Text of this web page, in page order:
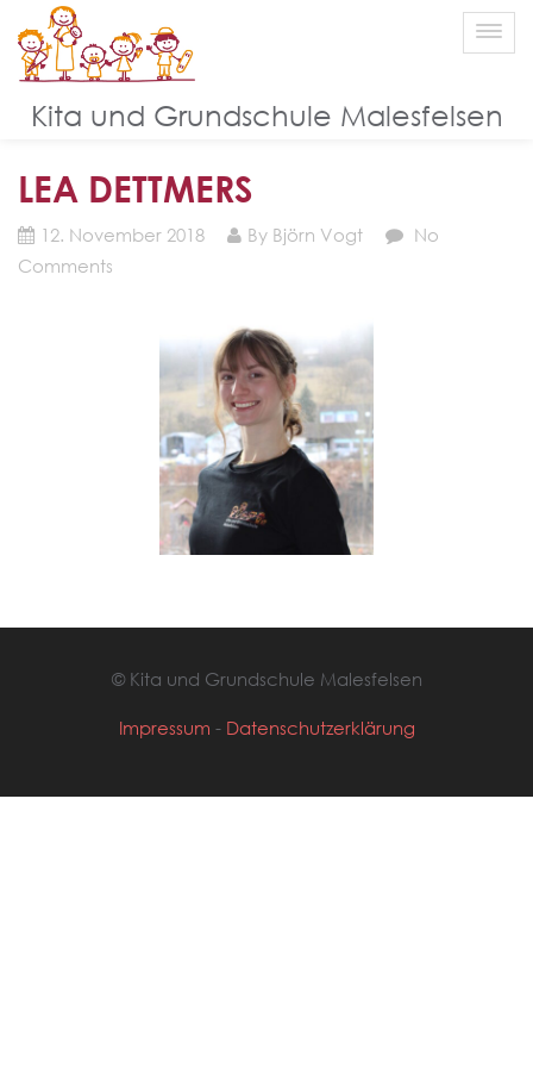
Kita und Grundschule Malesfelsen
LEA DETTMERS
12. November 2018 By Björn Vogt
No
Comments
© Kita und Grundschule Malesfelsen
Impressum - Datenschutzerklärung